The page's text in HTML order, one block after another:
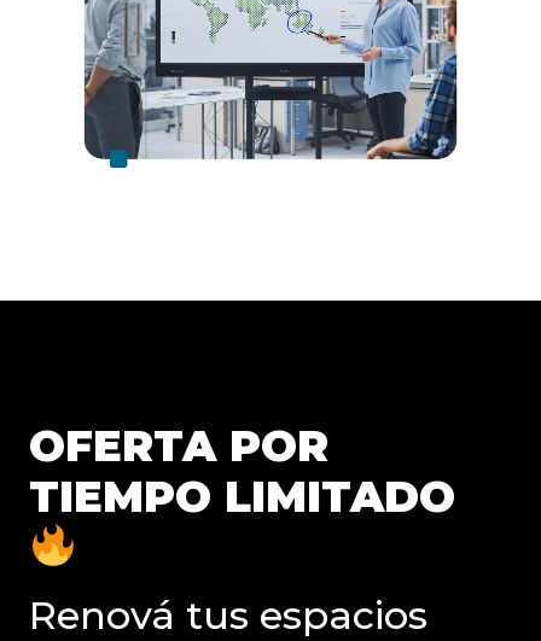
OFERTA POR
TIEMPO LIMITADO
Renová tus espacios